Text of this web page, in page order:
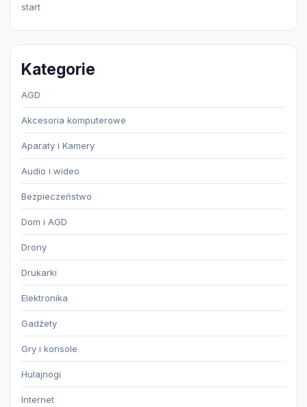
start
Kategorie
AGD
Akcesoria komputerowe
Aparaty i Kamery
Audio i wideo
Bezpieczeństwo
Dom i AGD
Drony
Drukarki
Elektronika
Gadżety
Gry i konsole
Hulajnogi
Internet